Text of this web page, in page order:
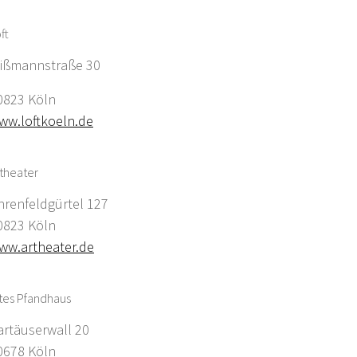
30
Köln
127
Köln
Pfandhaus
20
Köln